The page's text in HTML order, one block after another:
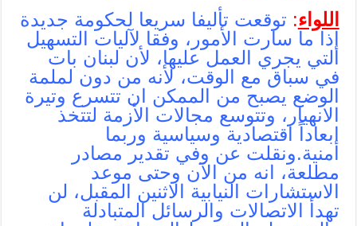
اللواء: توقعت تأليفا سريعا لحكومة جديدة
إذا ما سارت الأمور، وفقا لآليات التسهيل
التي يجري العمل عليها، لأن لبنان بات
في سباق مع الوقت، لأنه من دون لملمة
الوضع يصبح من الممكن ان تتسرع وتيرة
الانهيار، وتتوسع مجالات الأزمة لتتخذ
ابعاداً اقتصادية وسياسية وربما
أمنية.ونقلت عن وفي تقدير مصادر
مطلعة، انه من الآن وحتى موعد
الاستشارات النيابية الاثنين المقبل، لن
تهدأ الاتصالات والرسائل المتبادلة